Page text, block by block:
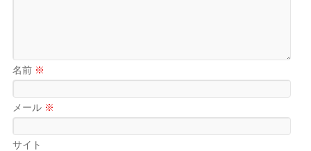
名前 ※
メール ※
サイト